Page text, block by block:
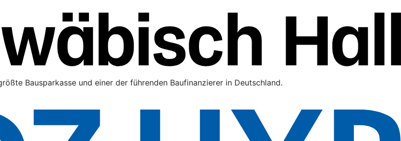
Bausparkasse und einer der führenden Baufinanzierer in Deutschland.